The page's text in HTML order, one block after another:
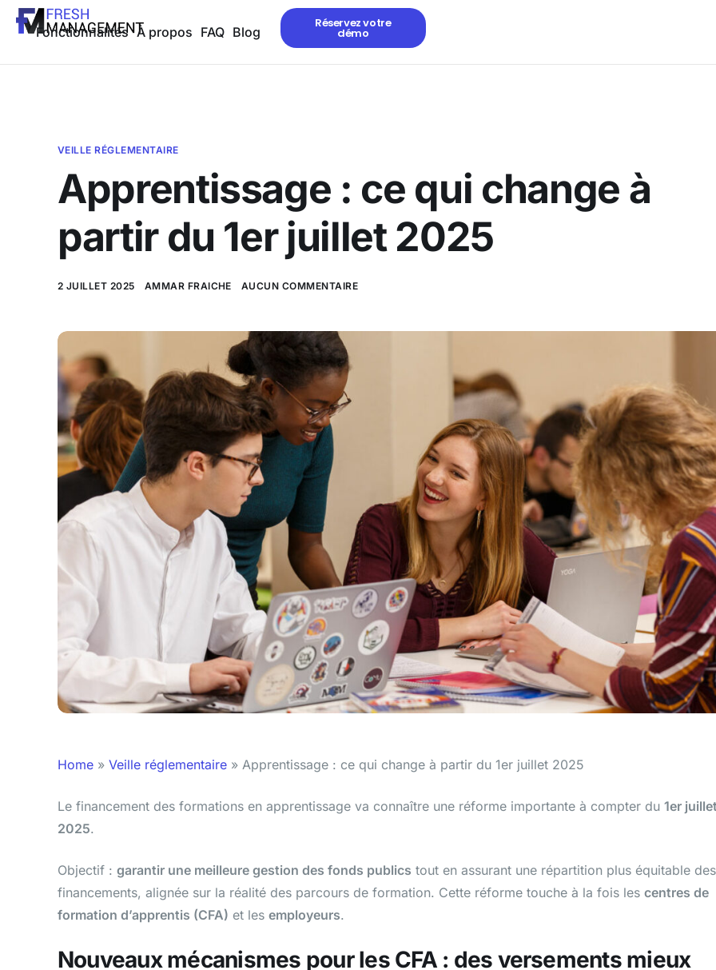
Fonctionnalités À propos FAQ Blog
Réservez votre
démo
VEILLE RÉGLEMENTAIRE
Apprentissage : ce qui change à
partir du 1er juillet 2025
2 JUILLET 2025 AMMAR FRAICHE AUCUN COMMENTAIRE
Home » Veille réglementaire » Apprentissage : ce qui change à partir du 1er juillet 2025
Le financement des formations en apprentissage va connaître une réforme importante à compter du 1er
2025.
Objectif : garantir une meilleure gestion des fonds publics tout en assurant une répartition plus équitable des
financements, alignée sur la réalité des parcours de formation. Cette réforme touche à la fois les centres de
formation d’apprentis (CFA) et les employeurs.
Nouveaux mécanismes pour les CFA : des versements mieux